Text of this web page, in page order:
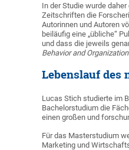
In der Studie wurde
Zeitschriften die
Autorinnen und Autoren
beiläufig eine „übliche“
und dass die jeweils
Behavior and Organization
Lebenslauf des
Lucas Stich studierte im
Bachelorstudium die
einen großen und
Für das Masterstudium
Marketing und